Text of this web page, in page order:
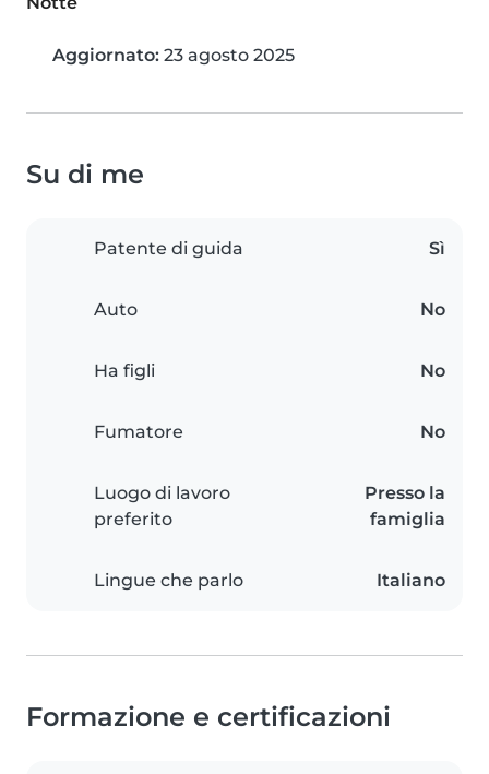
Aggiornato: 23 agosto 2025
Su di me
Patente di guida Sì
Auto No
Ha figli No
Fumatore No
Luogo di lavoro
preferito
Presso la
famiglia
Lingue che parlo Italiano
Formazione e certificazioni